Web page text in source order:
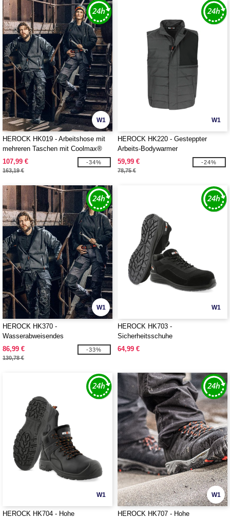
W1
HEROCK HK019 - Arbeitshose mit
mehreren Taschen mit Coolmax®
Technologie
107,99 €
163,19 €
-34%
W1
HEROCK HK220 - Gesteppter
Arbeits-Bodywarmer
59,99 €
78,75 €
-24%
W1
HEROCK HK370 -
Wasserabweisendes
Kapuzensweatshirt mit
Reißverschluss
86,99 €
130,78 €
-33%
W1
HEROCK HK703 -
Sicherheitsschuhe
64,99 €
W1
HEROCK HK704 - Hohe
W1
HEROCK HK707 - Hohe